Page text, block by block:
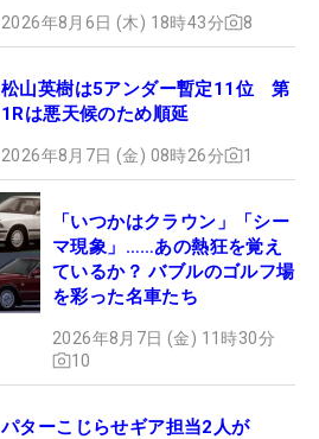
2026年8月6日 (木) 18時43分 8
松山英樹は5アンダー暫定11位 第
1Rは悪天候のため順延
2026年8月7日 (金) 08時26分 1
「いつかはクラウン」「シー
マ現象」……あの熱狂を覚え
ているか？ バブルのゴルフ場
を彩った名車たち
2026年8月7日 (金) 11時30分
10
パターこじらせギア担当2人が